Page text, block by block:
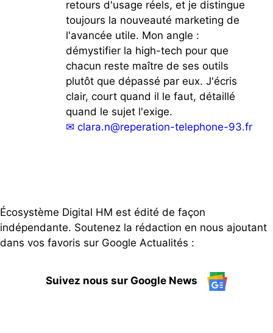
retours d'usage réels, et je distingue
toujours la nouveauté marketing de
l'avancée utile. Mon angle :
démystifier la high-tech pour que
chacun reste maître de ses outils
plutôt que dépassé par eux. J'écris
clair, court quand il le faut, détaillé
quand le sujet l'exige.
✉ clara.n@reperation-telephone-93.fr
Écosystème Digital HM est édité de façon
indépendante. Soutenez la rédaction en nous ajoutant
dans vos favoris sur Google Actualités :
Suivez nous sur Google News